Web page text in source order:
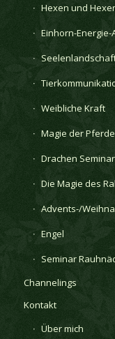
Hexen und
Einhorn-
Weibliche Kraft
Magie der Pferde
Drachen Seminar
Die Magie des
Advents-/
Engel
Seminar
Channelings
Kontakt
Über mich